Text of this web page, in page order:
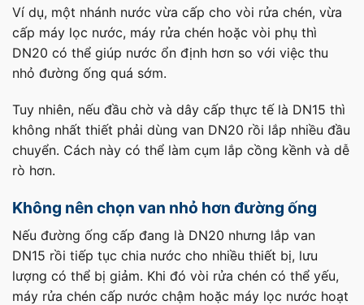
Ví dụ, một nhánh nước vừa cấp cho vòi rửa chén, vừa
cấp máy lọc nước, máy rửa chén hoặc vòi phụ thì
DN20 có thể giúp nước ổn định hơn so với việc thu
nhỏ đường ống quá sớm.
Tuy nhiên, nếu đầu chờ và dây cấp thực tế là DN15 thì
không nhất thiết phải dùng van DN20 rồi lắp nhiều đầu
chuyển. Cách này có thể làm cụm lắp cồng kềnh và dễ
rò hơn.
Không nên chọn van nhỏ hơn đường ống
Nếu đường ống cấp đang là DN20 nhưng lắp van
DN15 rồi tiếp tục chia nước cho nhiều thiết bị, lưu
lượng có thể bị giảm. Khi đó vòi rửa chén có thể yếu,
máy rửa chén cấp nước chậm hoặc máy lọc nước hoạt